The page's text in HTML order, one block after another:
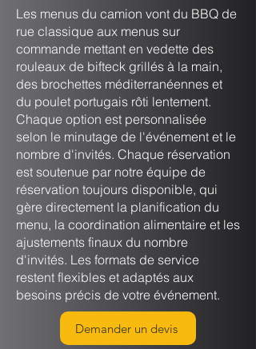
Les menus du camion vont du BBQ de
rue classique aux menus sur
commande mettant en vedette des
rouleaux de bifteck grillés à la main,
des brochettes méditerranéennes et
du poulet portugais rôti lentement.
Chaque option est personnalisée
selon le minutage de l'événement et le
nombre d'invités. Chaque réservation
est soutenue par notre équipe de
réservation toujours disponible, qui
gère directement la planification du
menu, la coordination alimentaire et les
ajustements finaux du nombre
d'invités. Les formats de service
restent flexibles et adaptés aux
besoins précis de votre événement.
Demander un devis